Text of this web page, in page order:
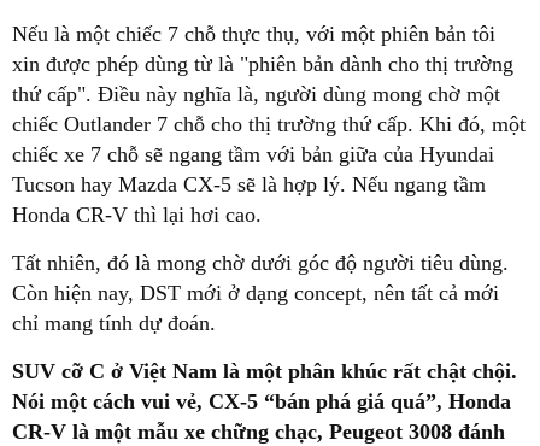
Nếu là một chiếc 7 chỗ thực thụ, với một phiên bản tôi
xin được phép dùng từ là "phiên bản dành cho thị trường
thứ cấp". Điều này nghĩa là, người dùng mong chờ một
chiếc Outlander 7 chỗ cho thị trường thứ cấp. Khi đó, một
chiếc xe 7 chỗ sẽ ngang tầm với bản giữa của Hyundai
Tucson hay Mazda CX-5 sẽ là hợp lý. Nếu ngang tầm
Honda CR-V thì lại hơi cao.
Tất nhiên, đó là mong chờ dưới góc độ người tiêu dùng.
Còn hiện nay, DST mới ở dạng concept, nên tất cả mới
chỉ mang tính dự đoán.
SUV cỡ C ở Việt Nam là một phân khúc rất chật chội.
Nói một cách vui vẻ, CX-5 “bán phá giá quá”, Honda
CR-V là một mẫu xe chững chạc, Peugeot 3008 đánh